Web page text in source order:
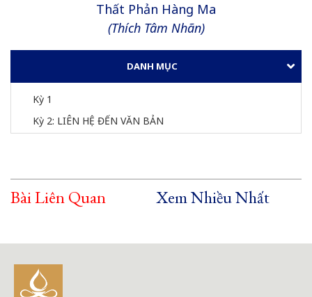
Thất Phản Hàng Ma
(Thích Tâm Nhãn)
DANH MỤC
Kỳ 1
Kỳ 2: LIÊN HỆ ĐẾN VĂN BẢN
Bài Liên Quan Xem Nhiều Nhất